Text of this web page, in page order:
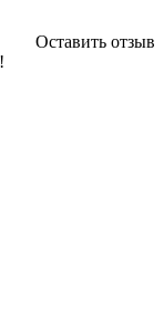
Оставить отзыв